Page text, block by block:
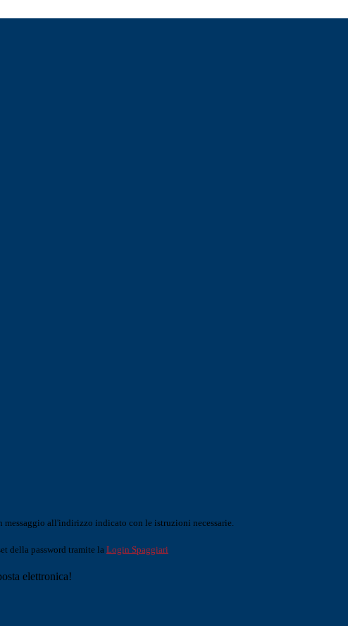
messaggio all'indirizzo indicato con le istruzioni necessarie.
della password tramite la Login Spaggiari
elettronica!